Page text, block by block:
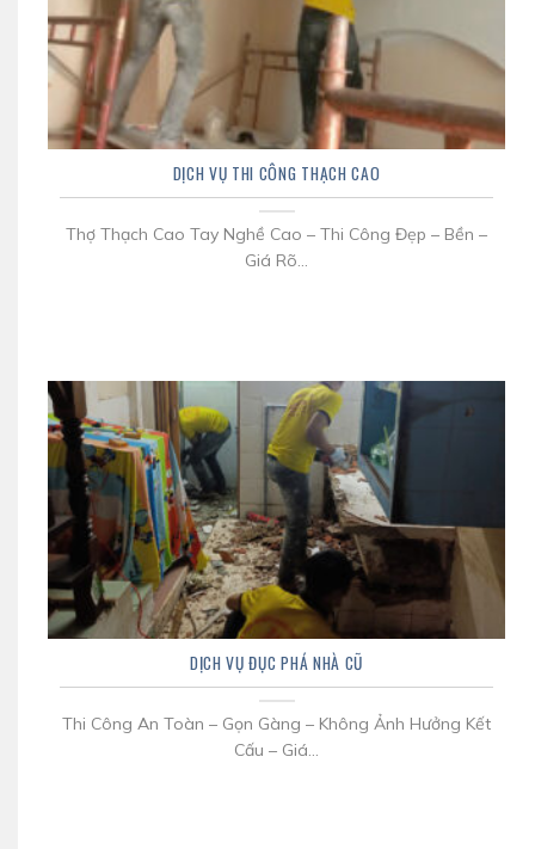
DỊCH VỤ THI CÔNG THẠCH CAO
Thợ Thạch Cao Tay Nghề Cao – Thi Công Đẹp – Bền –
Giá Rõ...
DỊCH VỤ ĐỤC PHÁ NHÀ CŨ
Thi Công An Toàn – Gọn Gàng – Không Ảnh Hưởng Kết
Cấu – Giá...